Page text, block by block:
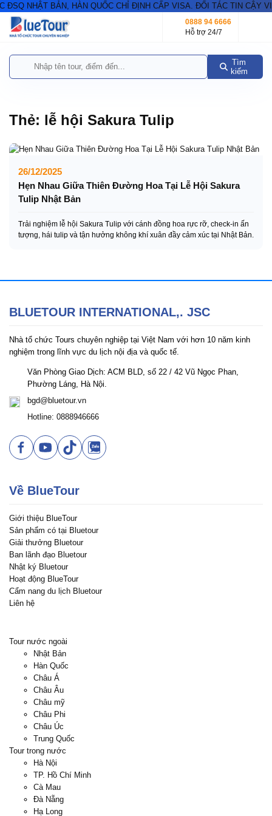
NHẬT BẢN, HÀN QUỐC CHỈ ĐỊNH CẤP VISA. ĐỐI TÁC TIN CẬY
0888 94 6666
Hỗ trợ 24/7
Tìm
kiếm
Thẻ: lễ hội Sakura Tulip
26/12/2025
Hẹn Nhau Giữa Thiên Đường Hoa Tại Lễ Hội Sakura
Tulip Nhật Bản
Trải nghiệm lễ hội Sakura Tulip với cánh đồng hoa rực rỡ, check-in ấn
tượng, hái tulip và tận hưởng không khí xuân đầy cảm xúc tại Nhật Bản.
BLUETOUR INTERNATIONAL,. JSC
Nhà tổ chức Tours chuyên nghiệp tại Việt Nam với hơn 10 năm kinh
nghiệm trong lĩnh vực du lịch nội địa và quốc tế.
Văn Phòng Giao Dịch: ACM BLD, số 22 / 42 Vũ Ngọc Phan,
Phường Láng, Hà Nội.
bgd@bluetour.vn
Hotline: 0888946666
Về BlueTour
Giới thiệu BlueTour
Sản phẩm có tại Bluetour
Giải thưởng Bluetour
Ban lãnh đạo Bluetour
Nhật ký Bluetour
Hoạt động BlueTour
Cẩm nang du lịch Bluetour
Liên hệ
Tour nước ngoài
Nhật Bản
Hàn Quốc
Châu Á
Châu Âu
Châu mỹ
Châu Phi
Châu Úc
Trung Quốc
Tour trong nước
Hà Nội
TP. Hồ Chí Minh
Cà Mau
Đà Nẵng
Hạ Long